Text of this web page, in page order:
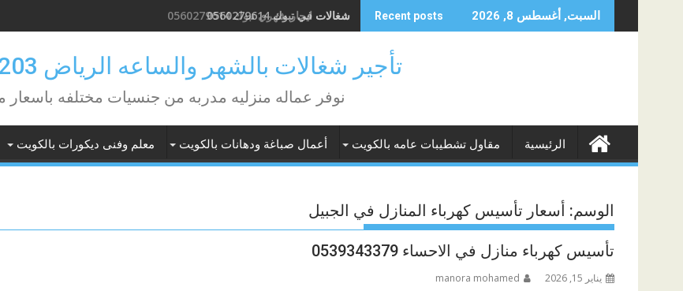
to
السبت, أغسطس 8, 2026 Recent posts شغالات في تبوك 0560279614
تأجير شغالات بالشهر والساعه الرياض 0582506203
نوفر عماله منزليه مدربه من جنسيات مختلفه باسعار
الرئيسية مقاول تشطيبات عامه بالكويت أعمال صباغة ودهانات بالكويت معلم وفنى ديكورات بالكويت
الوسم: أسعار تأسيس كهرباء المنازل في الجبيل
تأسيس كهرباء منازل في الاحساء 0539343379
يناير 15, 2026 manora mohamed